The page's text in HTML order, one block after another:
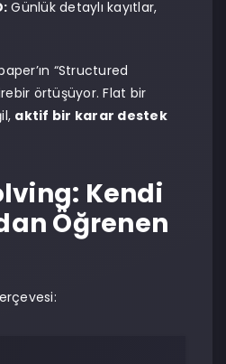
Günlük detaylı kayıtlar,
“Structured
örtüşüyor. Flat bir
aktif bir karar destek
Kendi
Öğrenen